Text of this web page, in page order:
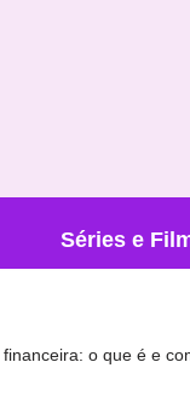
Séries e
o que é e